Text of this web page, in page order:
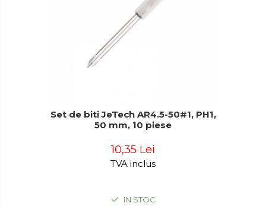
Set de biti JeTech AR4.5-50#1, PH1,
50 mm, 10 piese
10,35 Lei
TVA inclus
IN STOC